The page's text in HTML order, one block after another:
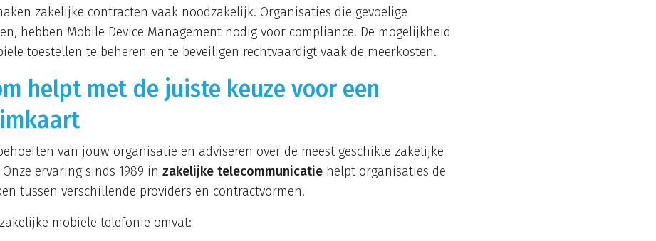
zakelijke contracten vaak noodzakelijk. Organisaties die gevoelige
hebben Mobile Device Management nodig voor compliance. De mogelijkheid
toestellen te beheren en te beveiligen rechtvaardigt vaak de meerkosten.
helpt met de juiste keuze voor een
van jouw organisatie en adviseren over de meest geschikte zakelijke
ervaring sinds 1989 in zakelijke telecommunicatie helpt organisaties de
tussen verschillende providers en contractvormen.
mobiele telefonie omvat: